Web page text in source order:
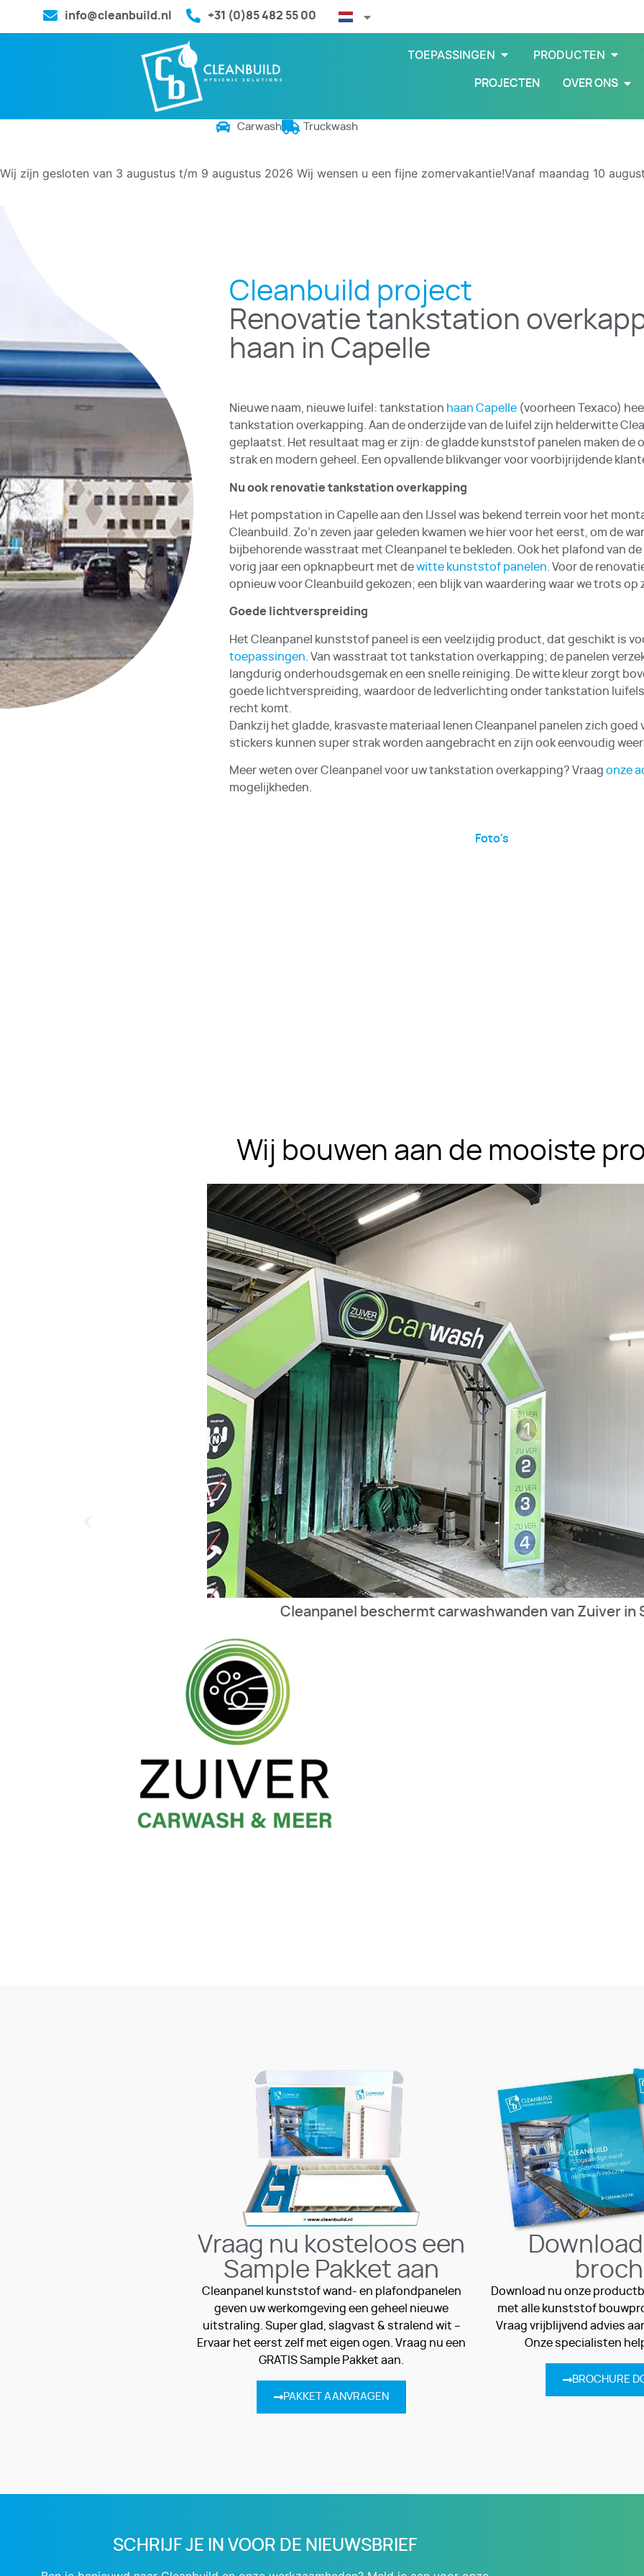
info@cleanbuild.nl +31 (0)85 482 55 00
TOEPASSINGEN PRODUCTEN
PROJECTEN OVER ONS
Carwash Truckwash
Wij zijn gesloten van 3 augustus t/m 9 augustus 2026 Wij wensen u een fijne zomervakantie!Vanaf maandag 10
Cleanbuild project
Renovatie tankstation
haan in Capelle
Nieuwe naam, nieuwe luifel: tankstation haan Capelle(voorheen Texaco)
tankstation overkapping. Aan de onderzijde van de luifel zijn helderwitte
geplaatst. Het resultaat mag er zijn: de gladde kunststof panelen maken de
strak en modern geheel. Een opvallende blikvanger voor voorbijrijdende
Nu ook renovatie tankstation overkapping
Het pompstation in Capelle aan den IJssel was bekend terrein voor het
Cleanbuild. Zo’n zeven jaar geleden kwamen we hier voor het eerst, om de
bijbehorende wasstraat met Cleanpanel te bekleden. Ook het plafond van
vorig jaar een opknapbeurt met dewitte kunststof panelen . Voor de
opnieuw voor Cleanbuild gekozen; een blijk van waardering waar we trots op
Goede lichtverspreiding
Het Cleanpanel kunststof paneel is een veelzijdig product, dat geschikt is
toepassingen . Van wasstraat tot tankstation overkapping; de panelen
langdurig onderhoudsgemak en een snelle reiniging. De witte kleur zorgt
goede lichtverspreiding, waardoor de ledverlichting onder tankstation
recht komt.
Dankzij het gladde, krasvaste materiaal lenen Cleanpanel panelen zich goed
stickers kunnen super strak worden aangebracht en zijn ook eenvoudig weer
Meer weten over Cleanpanel voor uw tankstation overkapping? Vraag onze
mogelijkheden.
Foto's
Wij bouwen aan de mooiste
Cleanpanel beschermt carwashwanden van Zuiver in
Vraag nu kosteloos een
Sample Pakket aan
Cleanpanel kunststof wand- en plafondpanelen
geven uw werkomgeving een geheel nieuwe
uitstraling. Super glad, slagvast & stralend wit –
Ervaar het eerst zelf met eigen ogen. Vraag nu een
GRATIS Sample Pakket aan.
PAKKET AANVRAGEN
Download nu onze
met alle kunststof
Vraag vrijblijvend advies
Onze specialisten
BROCHURE
SCHRIJF JE IN VOOR DE NIEUWSBRIEF